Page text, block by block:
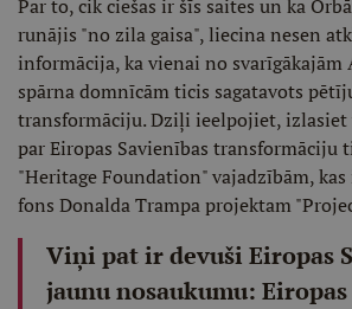
Par to, cik ciešas ir šīs saites un ka
runājis "no zila gaisa", liecina nesen
informācija, ka vienai no svarīgākajām
spārna domnīcām ticis sagatavots
transformāciju. Dziļi ieelpojiet,
par Eiropas Savienības transformāciju
"Heritage Foundation" vajadzībām,
fons Donalda Trampa projektam
Viņi pat ir devuši Eiropas
jaunu nosaukumu: